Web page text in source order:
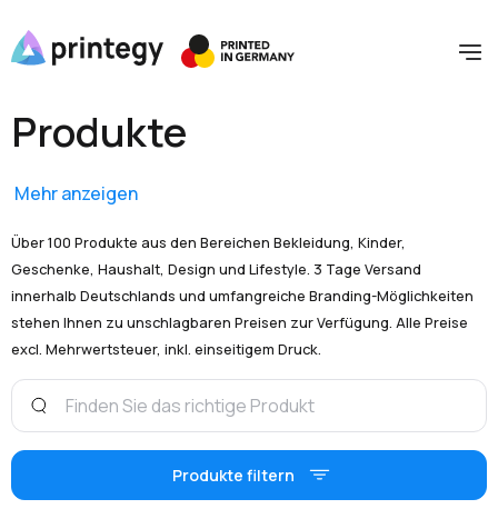
Produkte
Mehr anzeigen
Über 100 Produkte aus den Bereichen Bekleidung, Kinder,
Geschenke, Haushalt, Design und Lifestyle. 3 Tage Versand
innerhalb Deutschlands und umfangreiche Branding-Möglichkeiten
stehen Ihnen zu unschlagbaren Preisen zur Verfügung. Alle Preise
excl. Mehrwertsteuer, inkl. einseitigem Druck.
Produkte filtern